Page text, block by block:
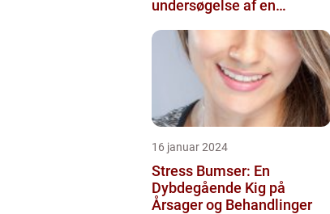
undersøgelse af en
skønhedsanbefaling
16 januar 2024
Stress Bumser: En
Dybdegående Kig på
Årsager og Behandlinger